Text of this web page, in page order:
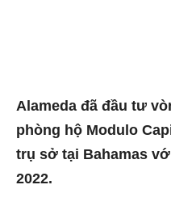
Alameda đã đầu tư
phòng hộ Modulo
trụ sở tại Bahamas
2022.